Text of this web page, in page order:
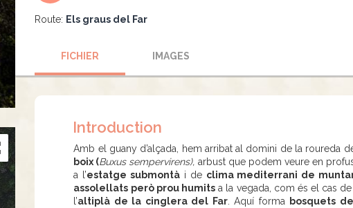
Route: Els graus del Far
FICHIER IMAGES
Introduction
Amb el guany d’alçada, hem arribat al domini de la roureda
boix (Buxus sempervirens), arbust que podem veure en
a l’estatge submontà i de clima mediterrani de
assolellats però prou humitsa la vegada, com és el cas
l’altiplà de la cinglera del Far. Aquí forma bosquets